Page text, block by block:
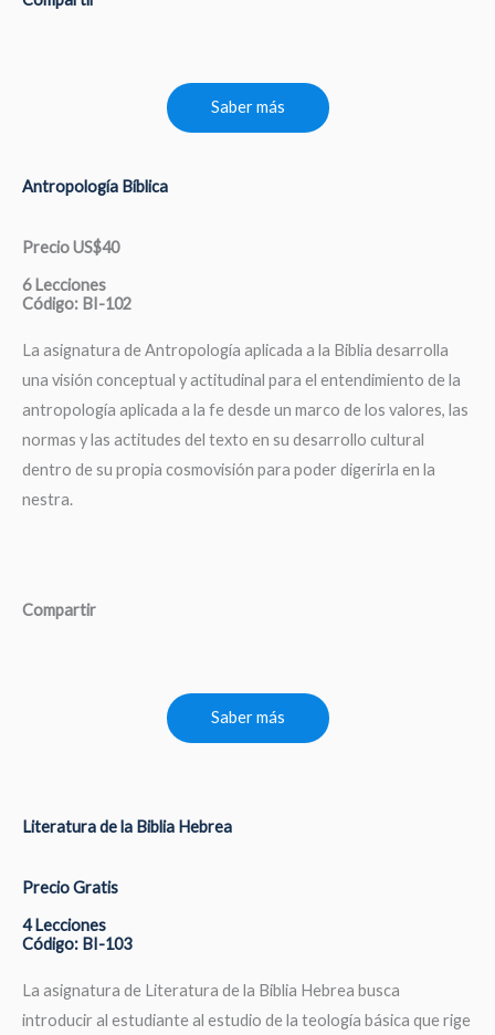
Saber más
Antropología Bíblica
Precio US$40
6 Lecciones
Código: BI-102
La asignatura de Antropología aplicada a la Biblia desarrolla
una visión conceptual y actitudinal para el entendimiento de la
antropología aplicada a la fe desde un marco de los valores, las
normas y las actitudes del texto en su desarrollo cultural
dentro de su propia cosmovisión para poder digerirla en la
nestra.
Compartir
Saber más
Literatura de la Biblia Hebrea
Precio Gratis
4 Lecciones
Código: BI-103
La asignatura de Literatura de la Biblia Hebrea busca
introducir al estudiante al estudio de la teología básica que rige